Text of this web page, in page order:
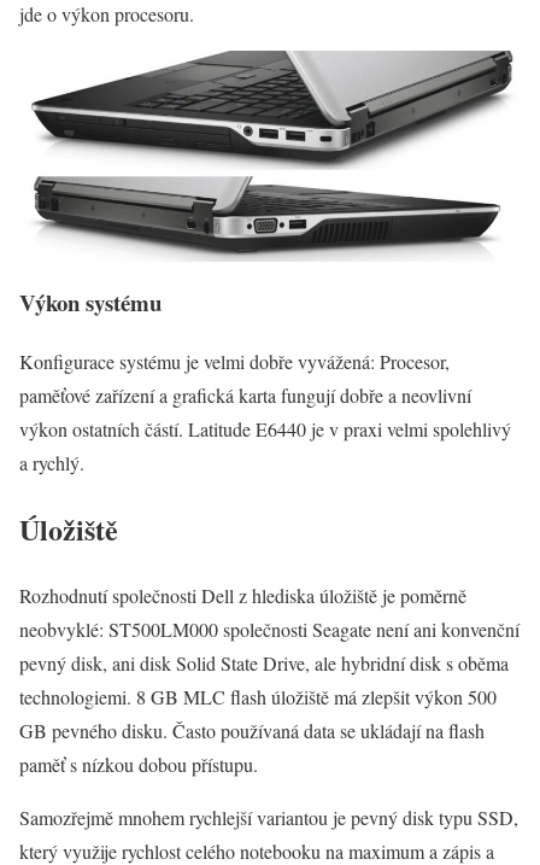
jde o výkon procesoru.
Výkon systému
Konfigurace systému je velmi dobře vyvážená: Procesor,
paměťové zařízení a grafická karta fungují dobře a neovlivní
výkon ostatních částí. Latitude E6440 je v praxi velmi spolehlivý
a rychlý.
Úložiště
Rozhodnutí společnosti Dell z hlediska úložiště je poměrně
neobvyklé: ST500LM000 společnosti Seagate není ani konvenční
pevný disk, ani disk Solid State Drive, ale hybridní disk s oběma
technologiemi. 8 GB MLC flash úložiště má zlepšit výkon 500
GB pevného disku. Často používaná data se ukládají na flash
paměť s nízkou dobou přístupu.
Samozřejmě mnohem rychlejší variantou je pevný disk typu SSD,
který využije rychlost celého notebooku na maximum a zápis a